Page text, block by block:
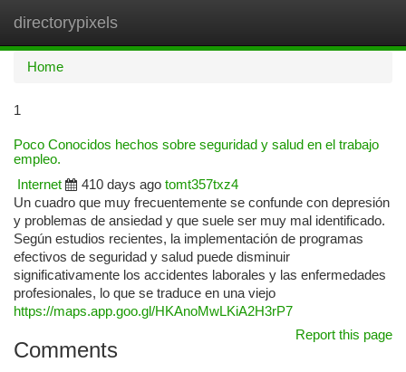
directorypixels
Home
1
Poco Conocidos hechos sobre seguridad y salud en el trabajo
empleo.
Internet
410 days ago tomt357txz4
Un cuadro que muy frecuentemente se confunde con depresión
y problemas de ansiedad y que suele ser muy mal identificado.
Según estudios recientes, la implementación de programas
efectivos de seguridad y salud puede disminuir
significativamente los accidentes laborales y las enfermedades
profesionales, lo que se traduce en una viejo
https://maps.app.goo.gl/HKAnoMwLKiA2H3rP7
Report this page
Comments